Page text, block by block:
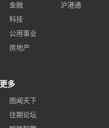
金融
科技
公用事业
房地产
沪港通
更多
图闻天下
往期论坛